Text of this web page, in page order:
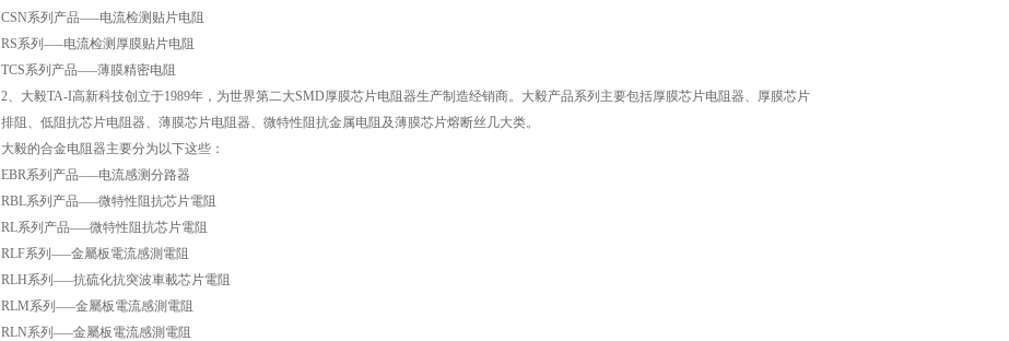
CSN系列产品—–电流检测贴片电阻
RS系列—–电流检测厚膜贴片电阻
TCS系列产品—–薄膜精密电阻
2、大毅TA-I高新科技创立于1989年，为世界第二大SMD厚膜芯片电阻器生产制造经销商。大毅产品系列主要包括厚膜芯片电阻器、厚膜芯片
排阻、低阻抗芯片电阻器、薄膜芯片电阻器、微特性阻抗金属电阻及薄膜芯片熔断丝几大类。
大毅的合金电阻器主要分为以下这些：
EBR系列产品—–电流感测分路器
RBL系列产品—–微特性阻抗芯片電阻
RL系列产品—–微特性阻抗芯片電阻
RLF系列—–金屬板電流感測電阻
RLH系列—–抗硫化抗突波車載芯片電阻
RLM系列—–金屬板電流感測電阻
RLN系列—–金屬板電流感測電阻